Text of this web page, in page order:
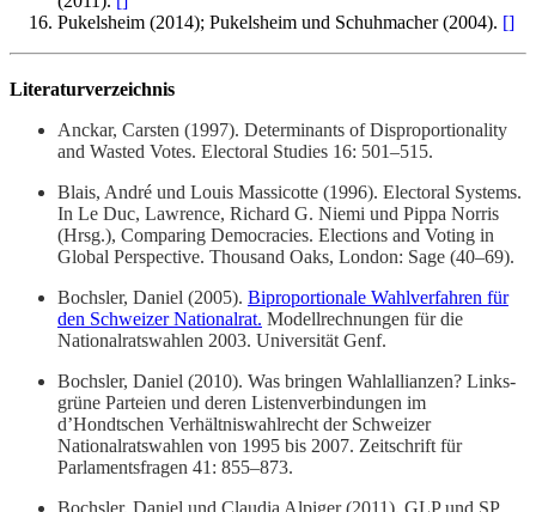
Pukelsheim (2014); Pukelsheim und Schuhmacher (2004). []
Literaturverzeichnis
Anckar, Carsten (1997). Determinants of Disproportionality
and Wasted Votes. Electoral Studies 16: 501–515.
Blais, André und Louis Massicotte (1996). Electoral Systems.
In Le Duc, Lawrence, Richard G. Niemi und Pippa Norris
(Hrsg.), Comparing Democracies. Elections and Voting in
Global Perspective. Thousand Oaks, London: Sage (40–69).
Bochsler, Daniel (2005). Biproportionale Wahlverfahren für
den Schweizer Nationalrat. Modellrechnungen für die
Nationalratswahlen 2003. Universität Genf.
Bochsler, Daniel (2010). Was bringen Wahlallianzen? Links-
grüne Parteien und deren Listenverbindungen im
d’Hondtschen Verhältniswahlrecht der Schweizer
Nationalratswahlen von 1995 bis 2007. Zeitschrift für
Parlamentsfragen 41: 855–873.
Bochsler, Daniel und Claudia Alpiger (2011). GLP und SP